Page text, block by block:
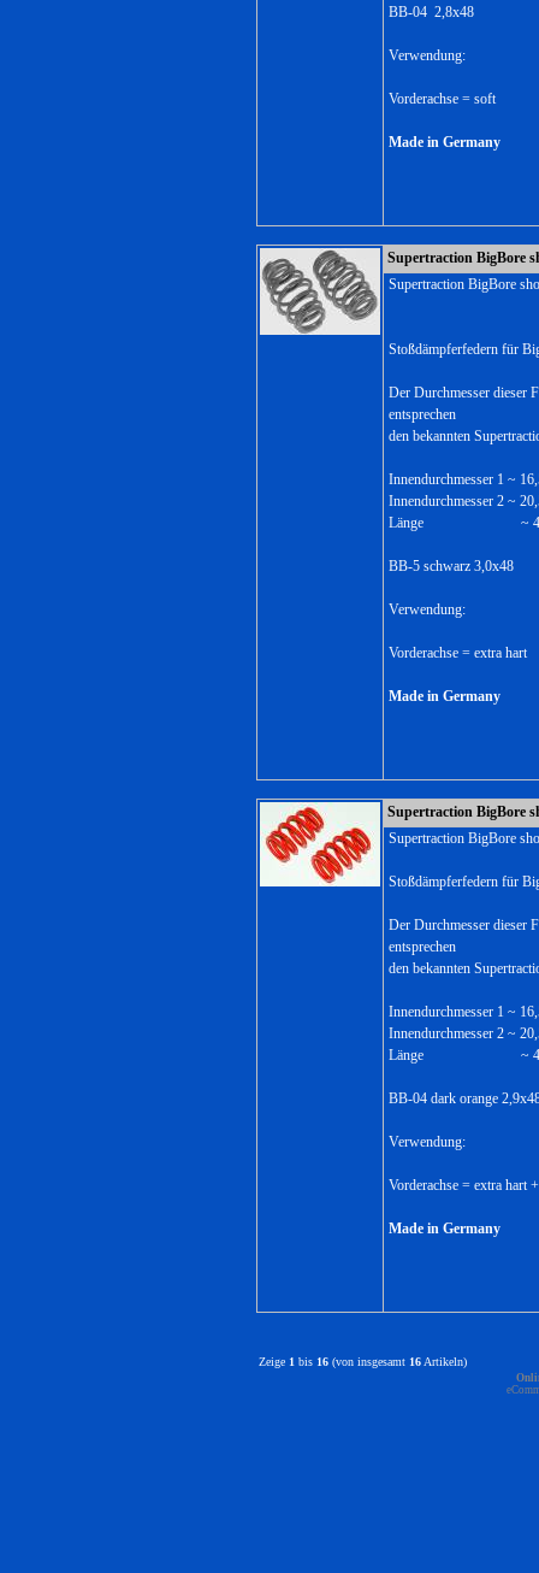
BB-04 2,8x48
Verwendung:
Vorderachse = soft
Made in Germany
Supertraction BigBore
Supertraction BigBore
Stoßdämpferfedern für
Der Durchmesser dieser
entsprechen
den bekannten
Innendurchmesser 1 ~
Innendurchmesser 2 ~
Länge ~
BB-5 schwarz 3,0x48
Verwendung:
Vorderachse = extra hart
Made in Germany
Supertraction BigBore
Supertraction BigBore
Stoßdämpferfedern für
Der Durchmesser dieser
entsprechen
den bekannten
Innendurchmesser 1 ~
Innendurchmesser 2 ~
Länge ~
BB-04 dark orange
Verwendung:
Vorderachse = extra hart +
Made in Germany
Zeige 1 bis 16 (von insgesamt 16 Artikeln)